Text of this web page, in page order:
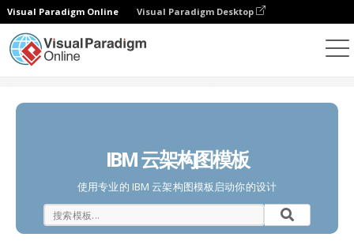
Visual Paradigm Online Visual Paradigm Desktop
IBM 云架构图模板
使用专业的 IBM 云架构图模板启动你的设计